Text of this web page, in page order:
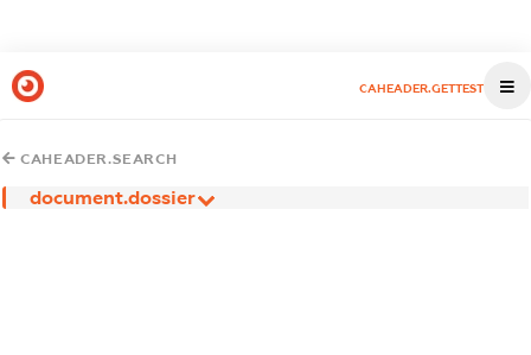
CAHEADER.GETTEST
CAHEADER.SEARCH
document.dossier